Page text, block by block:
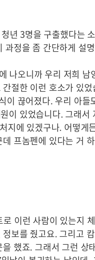
년 3명을 구출했다는
과정을 좀 간단하게 설
나오니까 우리 저희 남
절한 이런 호소가 있
끊어졌다. 우리 아들
이 있었습니다. 그래서
지에 있겠구나. 어떻게
프놈펜에 있다는 거
이런 사람이 있는지
보를 줬고요. 그리고
했죠. 그래서 그런 상